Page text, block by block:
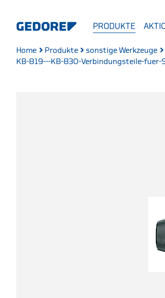
PRODUKTE
Home Produkte sonstige Werkzeuge
KB-819---KB-830-Verbindungsteile-fuer-